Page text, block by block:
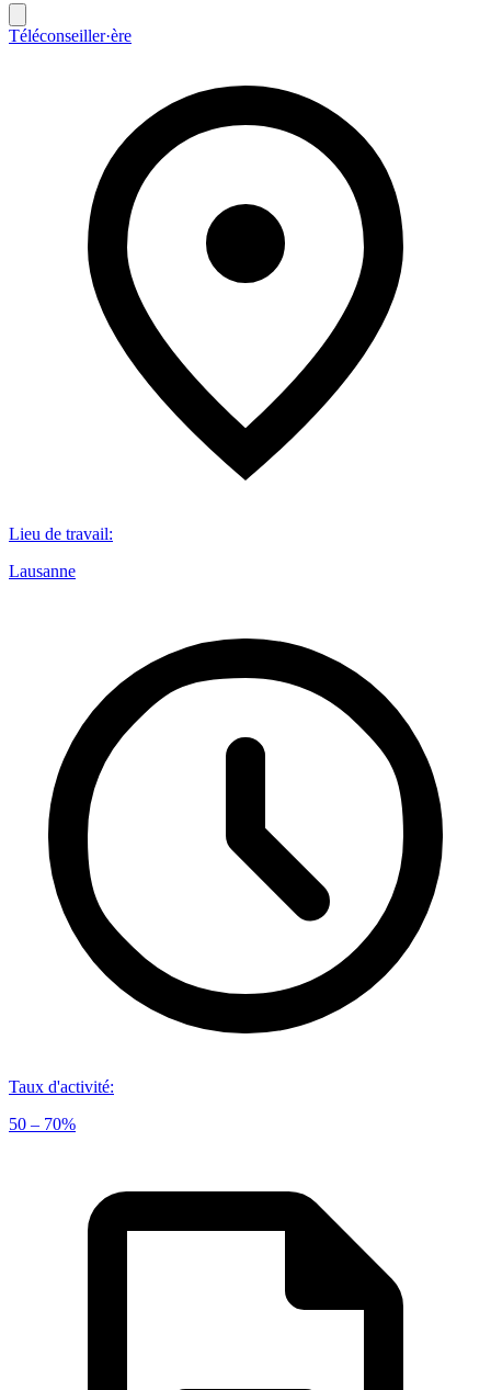
Téléconseiller·ère
Lieu de travail:
Lausanne
Taux d'activité:
50 – 70%